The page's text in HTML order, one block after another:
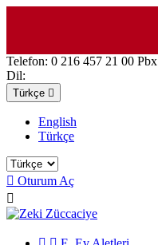
Telefon: 0 216 457 21 00 Pbx
Dil:
Türkçe 
English
Türkçe
 Oturum Aç
